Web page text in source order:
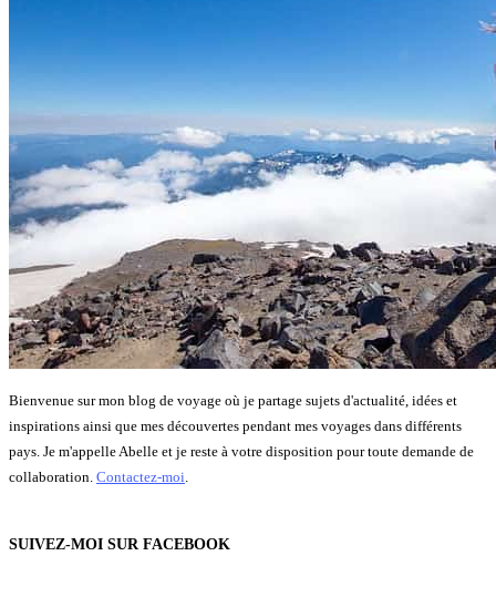
Bienvenue sur mon blog de voyage où je partage sujets d'actualité, idées et
inspirations ainsi que mes découvertes pendant mes voyages dans différents
pays. Je m'appelle Abelle et je reste à votre disposition pour toute demande de
collaboration. Contactez-moi
SUIVEZ-MOI SUR FACEBOOK